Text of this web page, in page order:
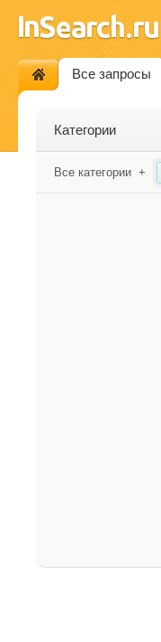
Все запросы
Категории
Все категории +